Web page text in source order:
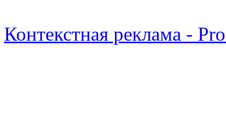
Контекстная реклама -